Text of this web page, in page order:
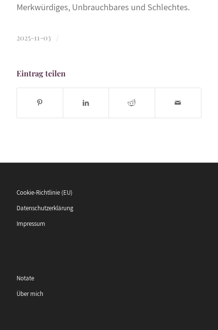
Merkwürdiges, Unbrauchbares und Schlechtes.
2025-11-03 /
Eintrag teilen
Cookie-Richtlinie (EU)
Datenschutzerklärung
Impressum
Notate
Über mich